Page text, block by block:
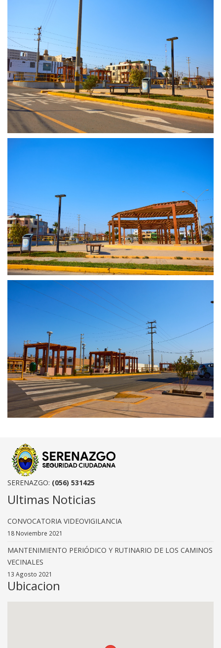
SERENAZGO: (056) 531425
Ultimas Noticias
CONVOCATORIA VIDEOVIGILANCIA
18 Noviembre 2021
MANTENIMIENTO PERIÓDICO Y RUTINARIO DE LOS CAMINOS
VECINALES
13 Agosto 2021
Ubicacion